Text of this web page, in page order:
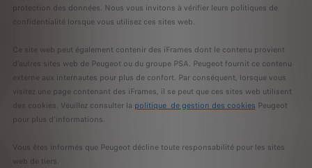
protection des données. Nous vous invitons à vérifier leurs politiques de
confidentialité lorsque vous utilisez ces sites web.
Ce site web peut également contenir des iFrames dont le contenu provient
d'autres sites web de Peugeot ou du groupe PSA. Peugeot fournit ce contenu
externe aux internautes pour plus de confort. Par conséquent, lorsque vous
visitez une page contenant des iFrames, il se peut que ces sites web utilisent
des cookies. Veuillez consulter la politique de gestion des cookies Peugeot
pour plus d'informations.
Vous êtes informés que Peugeot décline toute responsabilité pour les sites
web de tiers.